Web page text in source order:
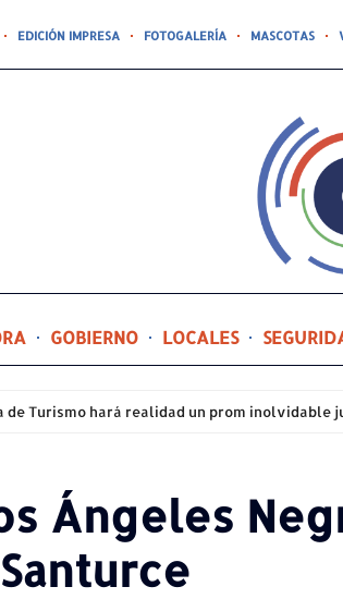
EDICIÓN IMPRESA FOTOGALERÍA MASCOTAS
GOBIERNO LOCALES
Ángeles